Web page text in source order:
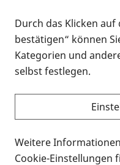
Vorlesen
Alle
Formaten an
Sie möchten wissen,
suchen und dieses
können? Schauen Sie
Thema Infomaterial
für blinde und
Durch das Klicken auf
bestätigen“ können
Kategorien und
selbst festlegen.
Weitere
Cookie-Einstellungen